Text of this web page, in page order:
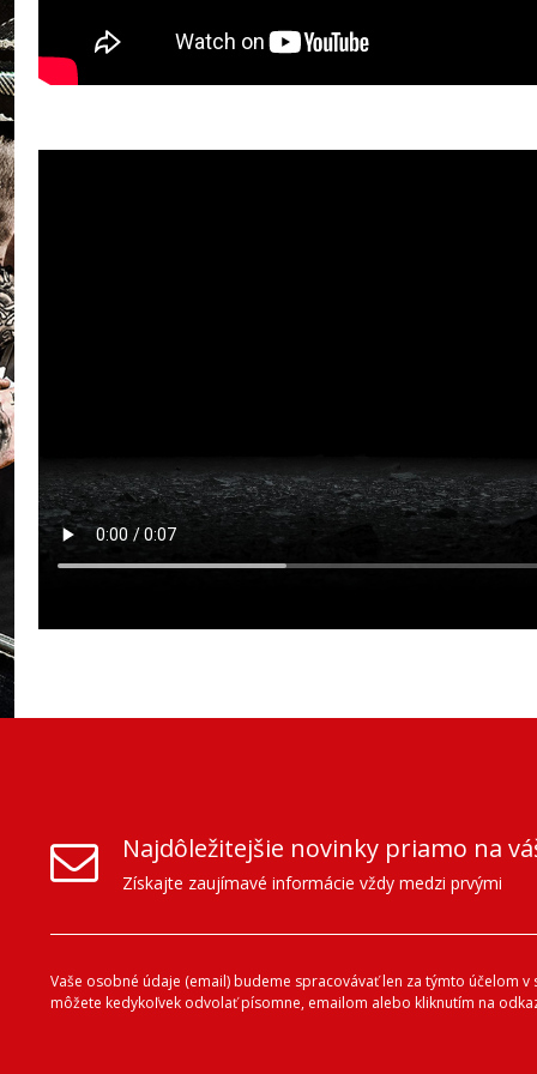
Najdôležitejšie novinky priamo na
Získajte zaujímavé informácie vždy medzi prvými
Vaše osobné údaje (email) budeme spracovávať len za týmto účelom
môžete kedykoľvek odvolať písomne, emailom alebo kliknutím na